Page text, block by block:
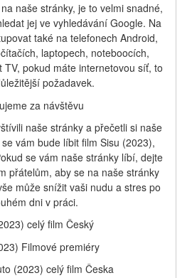
naše stránky, je to velmi snadné,
jej ve vyhledávání Google. Na
také na telefonech Android,
laptopech, noteboocích,
TV, pokud máte internetovou síť, to
požadavek.
za návštěvu
naše stránky a přečetli si naše
vám bude líbit film Sisu (2023),
se vám naše stránky líbí, dejte
přátelům, aby se na naše stránky
může snížit vaši nudu a stres po
dni v práci.
celý film Český
Filmové premiéry
(2023) celý film Česka